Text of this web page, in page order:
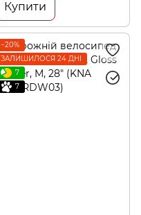
Купити
−20%
ЗАЛИШИЛОСЯ 24 ДНІ
7
7